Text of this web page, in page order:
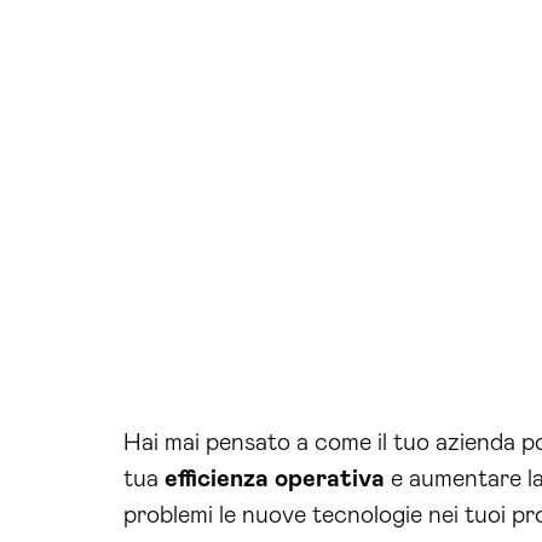
Hai mai pensato a come il tuo azienda
tua efficienza operativa e aumentare
problemi le nuove tecnologie nei tuoi